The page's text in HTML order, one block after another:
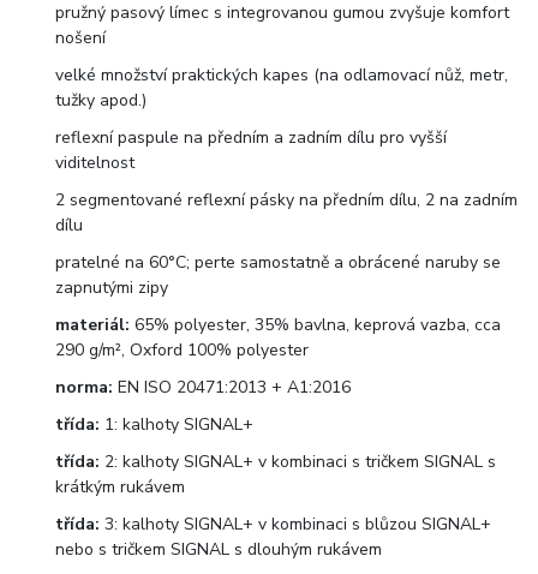
pružný pasový límec s integrovanou gumou zvyšuje komfort
nošení
velké množství praktických kapes (na odlamovací nůž, metr,
tužky apod.)
reflexní paspule na předním a zadním dílu pro vyšší
viditelnost
2 segmentované reflexní pásky na předním dílu, 2 na zadním
dílu
pratelné na 60°C; perte samostatně a obrácené naruby se
zapnutými zipy
materiál: 65% polyester, 35% bavlna, keprová vazba, cca
290 g/m², Oxford 100% polyester
norma: EN ISO 20471:2013 + A1:2016
třída: 1: kalhoty SIGNAL+
třída: 2: kalhoty SIGNAL+ v kombinaci s tričkem SIGNAL s
krátkým rukávem
třída: 3: kalhoty SIGNAL+ v kombinaci s blůzou SIGNAL+
nebo s tričkem SIGNAL s dlouhým rukávem